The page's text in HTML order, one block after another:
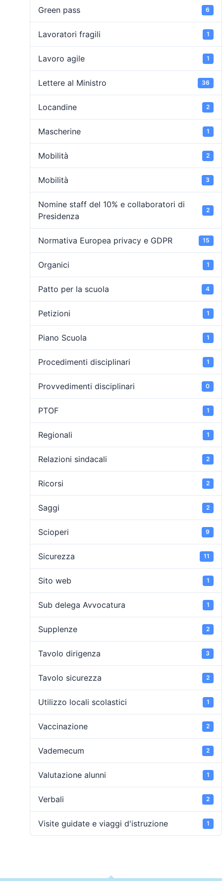
Green pass 6
Lavoratori fragili 1
Lavoro agile 1
Lettere al Ministro 36
Locandine 2
Mascherine 1
Mobilità 2
Mobilità 3
Nomine staff del 10% e collaboratori di
Presidenza
2
Normativa Europea privacy e GDPR 15
Organici 1
Patto per la scuola 4
Petizioni 1
Piano Scuola 1
Procedimenti disciplinari 1
Provvedimenti disciplinari 0
PTOF 1
Regionali 1
Relazioni sindacali 2
Ricorsi 2
Saggi 2
Scioperi 9
Sicurezza 11
Sito web 1
Sub delega Avvocatura 1
Supplenze 2
Tavolo dirigenza 3
Tavolo sicurezza 2
Utilizzo locali scolastici 1
Vaccinazione 2
Vademecum 2
Valutazione alunni 1
Verbali 2
Visite guidate e viaggi d'istruzione 1